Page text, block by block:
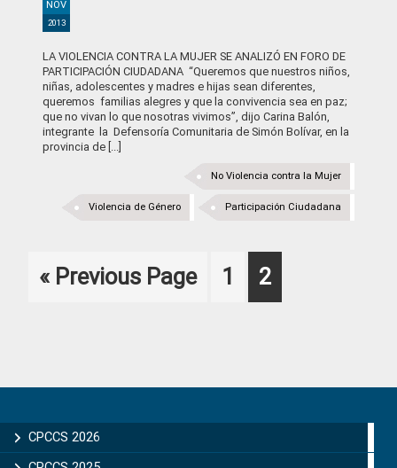
NOV
2013
LA VIOLENCIA CONTRA LA MUJER SE ANALIZÓ EN FORO DE
PARTICIPACIÓN CIUDADANA “Queremos que nuestros niños,
niñas, adolescentes y madres e hijas sean diferentes,
queremos familias alegres y que la convivencia sea en paz;
que no vivan lo que nosotras vivimos”, dijo Carina Balón,
integrante la Defensoría Comunitaria de Simón Bolívar, en la
provincia de [...]
No Violencia contra la Mujer
Participación Ciudadana
Violencia de Género
« Go
Previous Page Page
1 Page
2
Sidebar
CPCCS 2026